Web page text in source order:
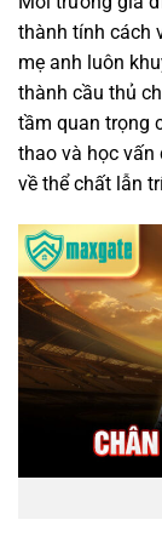
thành tính cách
mẹ anh luôn
thành cầu thủ
tầm quan trọng
thao và học vấn
về thể chất lẫn